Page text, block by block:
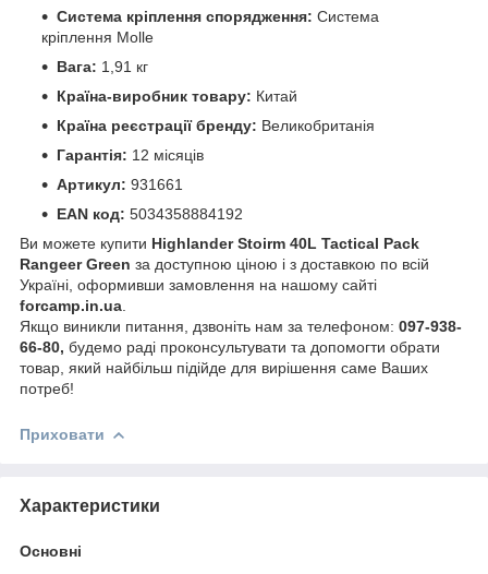
Система кріплення спорядження: Система
кріплення Molle
Вага: 1,91 кг
Країна-виробник товару: Китай
Країна реєстрації бренду: Великобританія
Гарантія: 12 місяців
Артикул: 931661
EAN код: 5034358884192
Ви можете купити Highlander Stoirm 40L Tactical Pack
Rangeer Green за доступною ціною і з доставкою по всій
Україні, оформивши замовлення на нашому сайті
forcamp.in.ua
Якщо виникли питання, дзвоніть нам за телефоном: 097-938-
66-80, будемо раді проконсультувати та допомогти обрати
товар, який найбільш підійде для вирішення саме Ваших
потреб!
Приховати
Характеристики
Основні